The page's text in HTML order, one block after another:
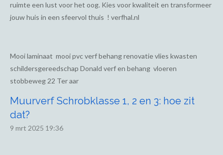
ruimte een lust voor het oog. Kies voor kwaliteit en transformeer
jouw huis in een sfeervol thuis ! verfhal.nl
Mooi laminaat mooi pvc verf behang renovatie vlies kwasten
schildersgereedschap Donald verf en behang vloeren
stobbeweg 22 Ter aar
Muurverf Schrobklasse 1, 2 en 3: hoe zit
dat?
9 mrt 2025 19:36